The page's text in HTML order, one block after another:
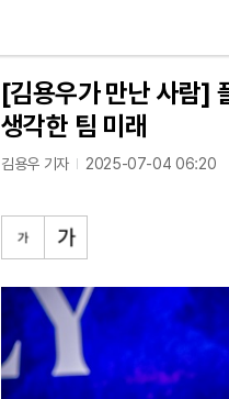
[김용우가 만난 사람]
생각한 팀 미래
김용우 기자 2025-07-04 06:20